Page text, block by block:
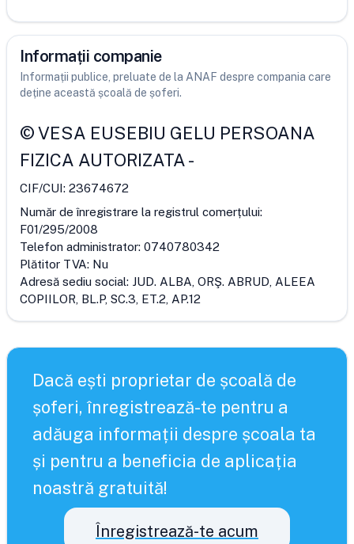
Informații companie
Informații publice, preluate de la ANAF despre compania care
deține această școală de șoferi.
©VESA EUSEBIU GELU PERSOANA
FIZICA AUTORIZATA-
CIF/CUI: 23674672
Număr de înregistrare la registrul comerțului:
F01/295/2008
Telefon administrator: 0740780342
Plătitor TVA: Nu
Adresă sediu social: JUD. ALBA, ORŞ. ABRUD, ALEEA
COPIILOR, BL.P, SC.3, ET.2, AP.12
Dacă ești proprietar de școală de
șoferi, înregistrează-te pentru a
adăuga informații despre școala ta
și pentru a beneficia de aplicația
noastră gratuită!
Înregistrează-te acum